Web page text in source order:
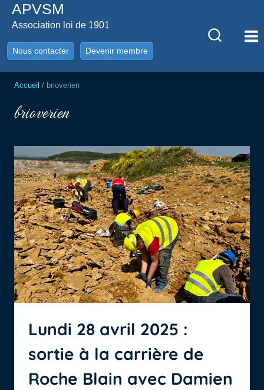
AllerAPVSM
Association loi de 1901
Nous contacter Devenir membre
Accueil / brioverien
brioverien
Lundi 28 avril 2025 :
sortie à la carrière de
Roche Blain avec Damien